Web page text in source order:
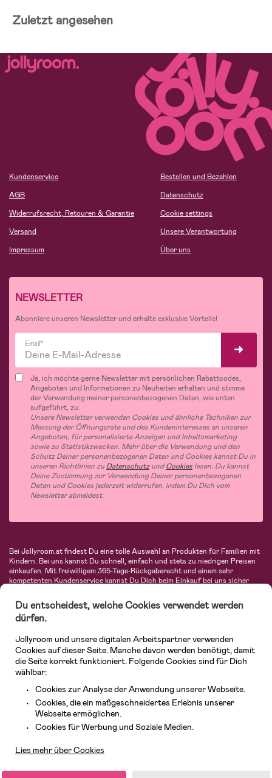
Zuletzt angesehen
Kundenservice
AGB
Widerrufsrecht, Retouren & Garantie
Versand
Impressum
Bestellen und Bezahlen
Datenschutz
Cookie settings
Unsere Verantwortung
Über uns
NEWSLETTER
Abonniere unseren Newsletter und erhalte exklusive Vorteile!
Email*
Ja, ich möchte gerne Newsletter mit persönlichen Rabattcodes,
Angeboten und Informationen zu Neuheiten erhalten und stimme
der Verwendung meiner personenbezogenen Daten, wie unten
aufgeführt, zu.
Unsere Newsletter verwenden Cookies und ähnliche Techniken zur
Messung der Öffnungsrate und des Kundeninteresses an unseren
Angeboten, für personalisierte Anzeigen und Inhaltsmarketing
sowie zu Statistikzwecken. Mehr über die Verwendung und den
Schutz Deiner personenbezogenen Daten und Cookies kannst Du in
unseren Richtlinien zu DatenschutzundCookies lesen. Du kannst
Deine Zustimmung zur Verwendung Deiner personenbezogenen
Daten und Cookies jederzeit widerrufen, indem Du Dich vom
Newsletter abmeldest.
Bei Jollyroom.at findest Du eine tolle Auswahl an Produkten für Familien mit
Kindern. Bei uns kannst Du schnell, einfach und stets zu niedrigen Preisen
einkaufen. Mit freiwilligem 365-Tage-Rückgaberecht und einem sehr
kompetenten Kundenservice kannst Du Dich beim Einkauf bei uns sicher
Autositze, Kinder- und Babymode, Produkte für Mütter und eine Menge
fantastischer Einrichtungsgegenstände, Spielsachen, Babyprodukte und
vieles mehr. Wir haben Produkte von bekannten Herstellern wie Britax, Maxi-
Avent, Jack Wolfskin, Cybex, LEGO und vielen mehr. Schau Dich um in
unserem vielfältigen Onlineshop für Kinder & Babys. Willkommen!
© 2026 Jollyroom GmbH. Alle Rechte vorbehalten.
Du entscheidest, welche Cookies verwendet werden
dürfen.
Jollyroom und unsere digitalen Arbeitspartner verwenden
Cookies auf dieser Seite. Manche davon werden benötigt, damit
die Seite korrekt funktioniert. Folgende Cookies sind für Dich
wählbar:
Cookies zur Analyse der Anwendung unserer Webseite.
Cookies, die ein maßgeschneidertes Erlebnis unserer
Webseite ermöglichen.
Cookies für Werbung und Soziale Medien.
Lies mehr über Cookies